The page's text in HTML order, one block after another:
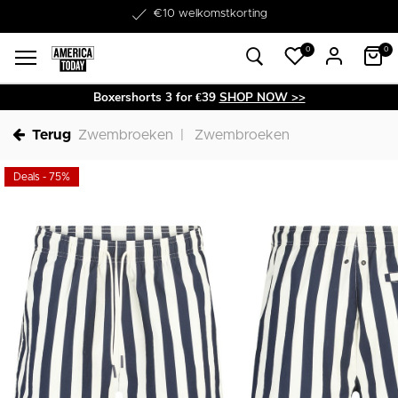
€10 welkomstkorting
Word lid van onze Member Club!
0 0
Boxershorts 3 for €39 SHOP NOW >>
Terug Zwembroeken Zwembroeken
Deals - 75%